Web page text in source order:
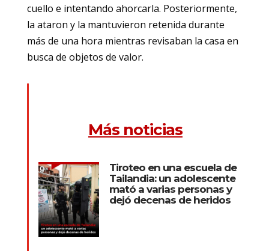
cuello e intentando ahorcarla. Posteriormente,
la ataron y la mantuvieron retenida durante
más de una hora mientras revisaban la casa en
busca de objetos de valor.
Más noticias
Tiroteo en una escuela de
Tailandia: un adolescente
mató a varias personas y
dejó decenas de heridos